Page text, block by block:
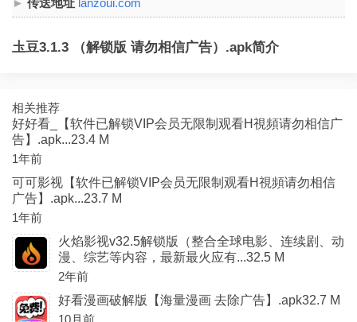
传送地址 lanzoui.com
圡豆3.1.3 （解锁版 请勿相信广告）.apk简介
相关推荐
好好看_【软件已解锁VIP会员无限制观看H視頻请勿相信广
告】.apk...23.4 M
1年前
可可影视【软件已解锁VIP会员无限制观看H視頻请勿相信
广告】.apk...23.7 M
1年前
火焰影视v32.5解锁版（整合全球电影、连续剧、动
漫、综艺等内容，最新最火应有...32.5 M
2年前
好看漫画破解版【海量漫画 去除广告】.apk32.7 M
10月前